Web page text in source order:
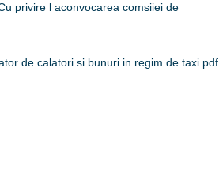
privire l aconvocarea comsiiei de
de calatori si bunuri in regim de taxi.pdf